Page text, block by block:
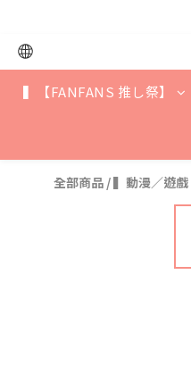
▍【FANFANS 推し祭】
全部商品 /▍動漫／遊戲